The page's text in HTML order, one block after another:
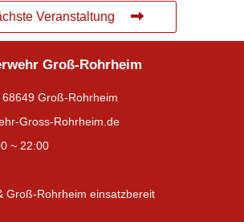
Veranstaltung
Groß-Rohrheim
Groß-Rohrheim
Gross-Rohrheim.de
~ 22:00
Groß-Rohrheim einsatzbereit